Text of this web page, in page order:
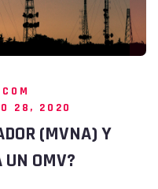
28, 2020
(MVNA) Y
UN OMV?